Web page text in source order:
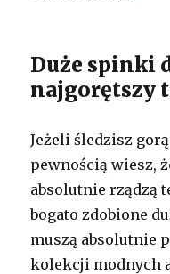
Duże spinki
najgorętszy
Jeżeli śledzisz
pewnością wiesz,
absolutnie rządzą
bogato zdobione
muszą absolutnie
kolekcji modnych